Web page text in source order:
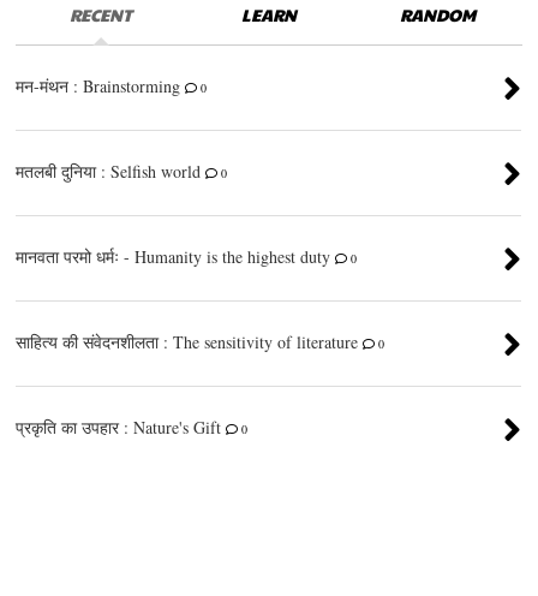
RECENT LEARN RANDOM
मन-मंथन : Brainstorming 0
मतलबी दुनिया : Selfish world 0
मानवता परमो धर्मः - Humanity is the highest duty 0
साहित्य की संवेदनशीलता : The sensitivity of literature 0
प्रकृति का उपहार : Nature's Gift 0